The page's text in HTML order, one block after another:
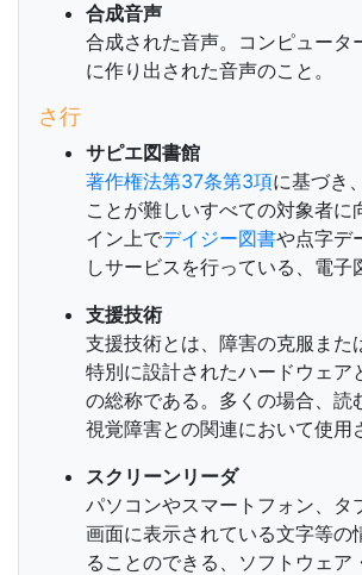
合成音声
合成された音声。コンピュータ
に作り出された音声のこと。
さ行
サピエ図書館
著作権法第37条第3項に基づき
ことが難しいすべての対象者に
イン上でデイジー図書や点字デ
しサービスを行っている、電子
支援技術
支援技術とは、障害の克服また
特別に設計されたハードウェア
の総称である。多くの場合、読
視覚障害との関連において使用
スクリーンリーダ
パソコンやスマートフォン、タ
画面に表示されている文字等の
ることのできる、ソフトウェア